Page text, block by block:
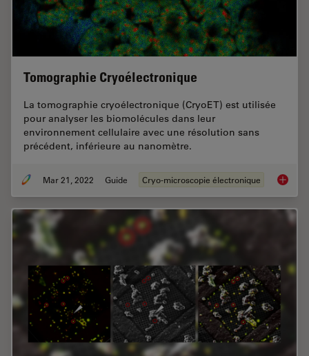
Tomographie Cryoélectronique
La tomographie cryoélectronique (CryoET) est utilisée
pour analyser les biomolécules dans leur
environnement cellulaire avec une résolution sans
précédent, inférieure au nanomètre.
Mar 21, 2022 Guide Cryo-microscopie électronique